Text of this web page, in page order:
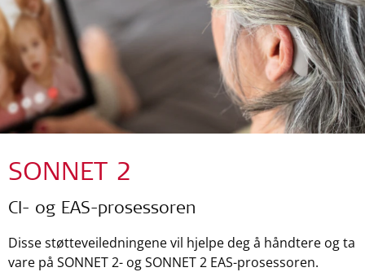
SONNET 2
CI- og EAS-prosessoren
Disse støtteveiledningene vil hjelpe deg å håndtere og ta
vare på SONNET 2- og SONNET 2 EAS-prosessoren.